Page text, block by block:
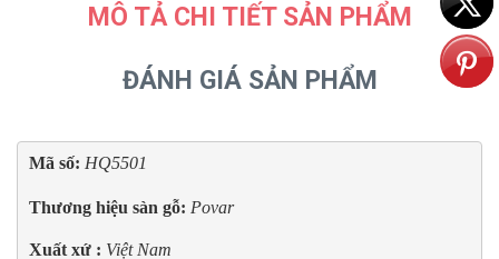
MÔ TẢ CHI TIẾT SẢN PHẨM
ĐÁNH GIÁ SẢN PHẨM
Mã số: HQ5501
Thương hiệu sàn gỗ: Povar
Xuất xứ : Việt Nam